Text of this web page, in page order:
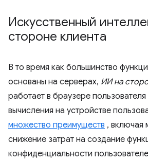
Искусственный
стороне клиента
В то время как большинство
основаны на серверах, ИИ на
работает в браузере
вычисления на устройстве
множество преимуществ , включая
снижение затрат на создание
конфиденциальности